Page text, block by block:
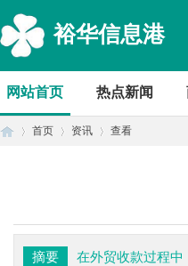
裕华信息港
网站首页 热点新闻
首页 资讯 查看
摘要
在外贸收款过程